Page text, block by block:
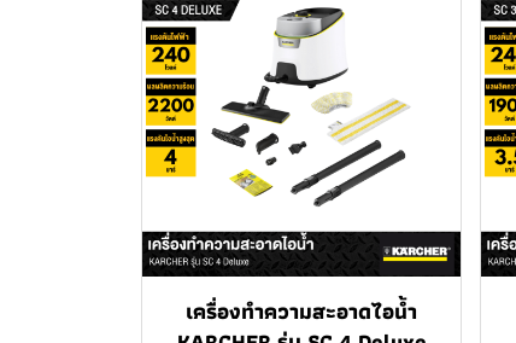
เครื่องทำความสะอาดไอน้ำ